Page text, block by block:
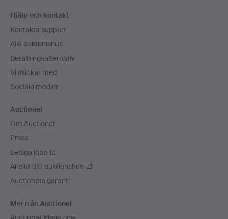
Hjälp och kontakt
Kontakta support
Alla auktionshus
Betalningsalternativ
Vi skickar med
Sociala medier
Auctionet
Om Auctionet
Press
Lediga jobb
Anslut ditt auktionshus
Auctionets garanti
Mer från Auctionet